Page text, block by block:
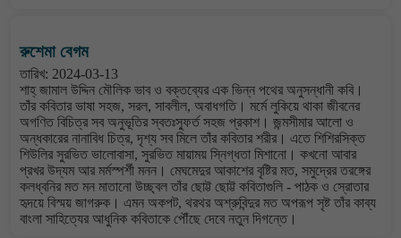
রুশেমা বেগম
তারিখ: 2024-03-13
শাহ্ জামাল উদ্দিন মৌলিক ভাব ও বক্তব্যের এক ভিন্ন পথের অনুসন্ধানী কবি।
তাঁর কবিতার ভাষা সহজ, সরল, সাবলীল, অবাধগতি। মর্মে লুকিয়ে থাকা জীবনের
অগণিত বিচিত্র সব অনুভূতির স্বতঃস্ফুর্ত সহজ প্রকাশ। জন্মসীমার আলো ও
অন্ধকারের নানাবিধ চিত্র, দৃশ্য সব মিলে তাঁর কবিতার শরীর। এতে শিশিরসিক্ত
শিউলির সুরভিত ভালোবাসা, সুরভিত মায়াময় স্নিগ্ধতা মিশানো। কখনো আবার
প্রখর উদ্যম আর মর্মস্পর্শী মনন। মেঘমেদুর আকাশের বৃষ্টির মত, সমুদ্রের তরঙ্গের
কলধ্বনির মত মন মাতানো উচ্ছ্বল তাঁর ছোট্ট ছোট্ট কবিতাগুলি - পাঠক ও স্রোতার
হৃদয়ে বিস্ময় জাগরুক। এমন অকপট, থরথর অশ্রুবিন্দুর মত অপরূপ সৃষ্ট তাঁর কাব্য
বাংলা সাহিত্যের আধুনিক কবিতাকে পৌঁছে দেবে নতুন দিগন্তে।